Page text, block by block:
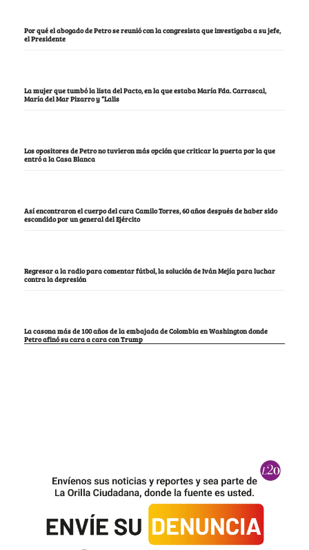
Por qué el abogado de Petro se reunió con la congresista que investigaba a su jefe,
el Presidente
La mujer que tumbó la lista del Pacto, en la que estaba María Fda. Carrascal,
María del Mar Pizarro y “Lalis
Los opositores de Petro no tuvieron más opción que criticar la puerta por la que
entró a la Casa Blanca
Así encontraron el cuerpo del cura Camilo Torres, 60 años después de haber sido
escondido por un general del Ejército
Regresar a la radio para comentar fútbol, la solución de Iván Mejía para luchar
contra la depresión
La casona más de 100 años de la embajada de Colombia en Washington donde
Petro afinó su cara a cara con Trump